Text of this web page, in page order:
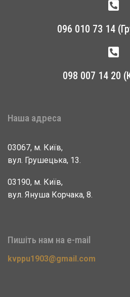
096 010 73 14
098 007 14 20
Наша адреса
03067, м. Київ,
вул. Грушецька, 13.
03190, м. Київ,
вул. Януша Корчака, 8.
Пишіть нам на e-mail
kvppu1903@gmail.com